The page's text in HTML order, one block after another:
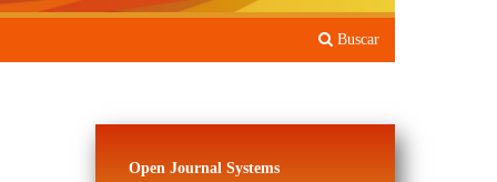
Buscar
Open Journal Systems